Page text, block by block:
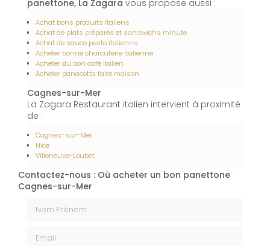
panettone, La Zagara vous propose aussi :
Achat bons produits italiens
Achat de plats préparés et sandwichs minute
Achat de sauce pesto italienne
Acheter bonne charcuterie italienne
Acheter du bon café italien
Acheter panacotta faite maison
Cagnes-sur-Mer
La Zagara Restaurant italien intervient à proximité
de :
Cagnes-sur-Mer
Nice
Villeneuve-Loubet
Contactez-nous : Où acheter un bon panettone
Cagnes-sur-Mer